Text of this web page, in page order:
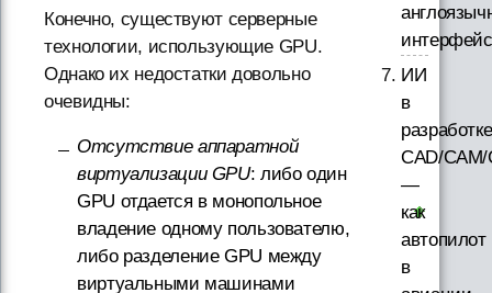
Конечно, существуют серверные
технологии, использующие GPU.
Однако их недостатки довольно
очевидны:
Отсутствие аппаратной
виртуализации GPU: либо один
GPU отдается в монопольное
владение одному пользователю,
либо разделение GPU между
виртуальными машинами
ИИ
в
разработке
CAD/
—
как
автопилот
в